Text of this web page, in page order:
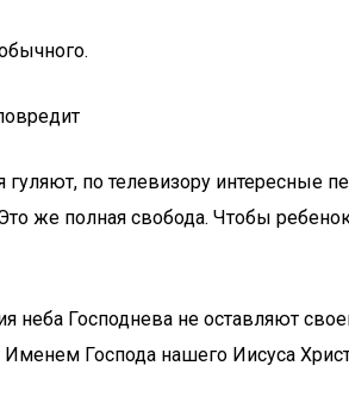
гуляют, по телевизору
же полная свобода. Чтобы
неба Господнева не оставляют
Господа нашего Иисуса